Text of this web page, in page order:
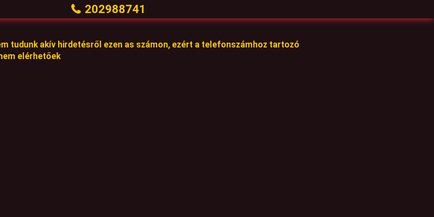
202988741
tudunk akív hirdetésről ezen as számon, ezért a telefonszámhoz tartozó
elérhetőek